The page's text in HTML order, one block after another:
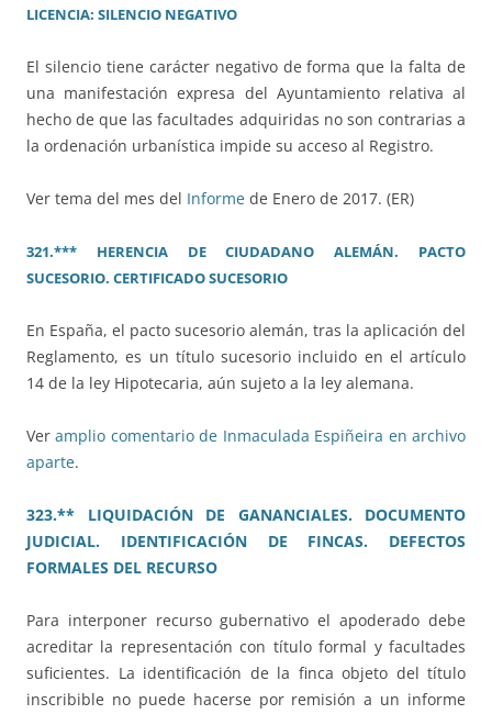
LICENCIA: SILENCIO NEGATIVO
El silencio tiene carácter negativo de forma que la falta de
una manifestación expresa del Ayuntamiento relativa al
hecho de que las facultades adquiridas no son contrarias a
la ordenación urbanística impide su acceso al Registro.
Ver tema del mes del Informe de Enero de 2017. (ER)
321.*** HERENCIA DE CIUDADANO ALEMÁN. PACTO
SUCESORIO. CERTIFICADO SUCESORIO
En España, el pacto sucesorio alemán, tras la aplicación del
Reglamento, es un título sucesorio incluido en el artículo
14 de la ley Hipotecaria, aún sujeto a la ley alemana.
Veramplio comentario de Inmaculada Espiñeira en archivo
aparte.
323.** LIQUIDACIÓN DE GANANCIALES. DOCUMENTO
JUDICIAL. IDENTIFICACIÓN DE FINCAS. DEFECTOS
FORMALES DEL RECURSO
Para interponer recurso gubernativo el apoderado debe
acreditar la representación con título formal y facultades
suficientes. La identificación de la finca objeto del título
inscribible no puede hacerse por remisión a un informe